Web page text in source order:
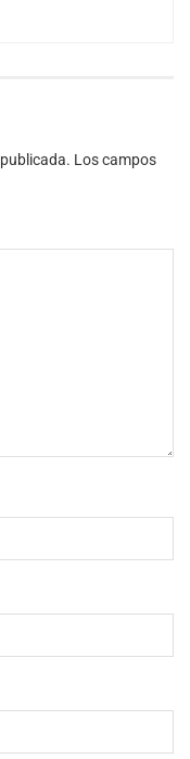
Los campos